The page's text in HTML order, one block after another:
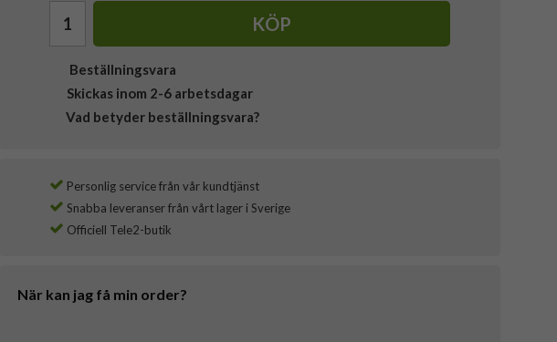
KÖP
Beställningsvara
Skickas inom 2-6 arbetsdagar
Vad betyder beställningsvara?
Personlig service från vår kundtjänst
Snabba leveranser från vårt lager i Sverige
Officiell Tele2-butik
När kan jag få min order?